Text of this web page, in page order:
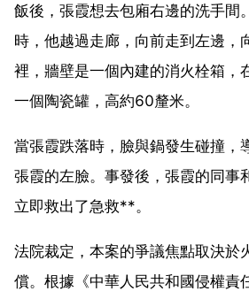
飯後，張霞想去包廂右邊的洗手間
時，他越過走廊，向前走到左邊，
裡，牆壁是一個內建的消火栓箱，
一個陶瓷罐，高約60釐米。
當張霞跌落時，臉與鍋發生碰撞，
張霞的左臉。事發後，張霞的同事
立即救出了急救**。
法院裁定，本案的爭議焦點取決於
償。根據《中華人民共和國侵權責